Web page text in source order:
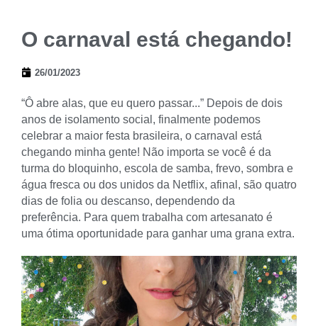
O carnaval está chegando!
26/01/2023
“Ô abre alas, que eu quero passar...” Depois de dois
anos de isolamento social, finalmente podemos
celebrar a maior festa brasileira, o carnaval está
chegando minha gente! Não importa se você é da
turma do bloquinho, escola de samba, frevo, sombra e
água fresca ou dos unidos da Netflix, afinal, são quatro
dias de folia ou descanso, dependendo da
preferência. Para quem trabalha com artesanato é
uma ótima oportunidade para ganhar uma grana extra.